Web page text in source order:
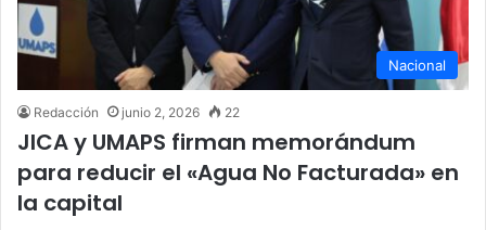
Nacional
Redacción junio 2, 2026 22
JICA y UMAPS firman memorándum
para reducir el «Agua No Facturada» en
la capital